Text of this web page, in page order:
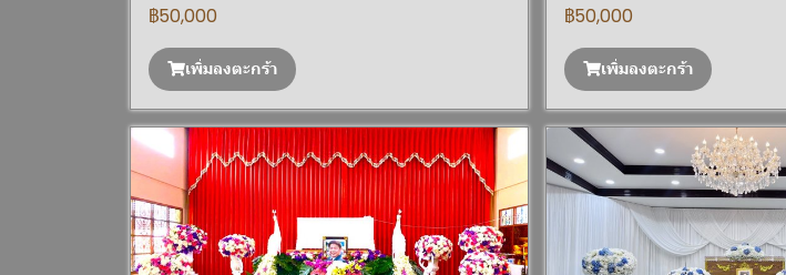
฿50,000
เพิ่มลงตะกร้า
฿50,000
เพิ่มลงตะกร้า